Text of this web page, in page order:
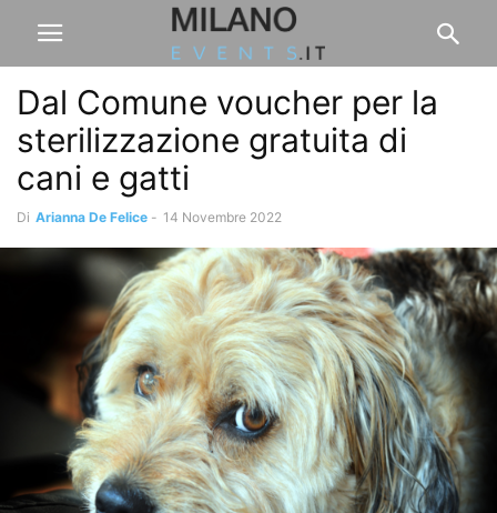
Dal Comune voucher per la
sterilizzazione gratuita di
cani e gatti
Di Arianna De Felice - 14 Novembre 2022